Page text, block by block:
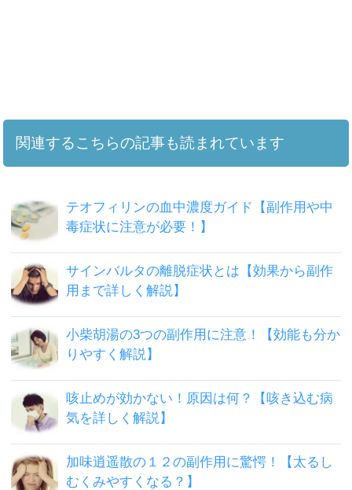
関連するこちらの記事も読まれています
テオフィリンの血中濃度ガイド【副作用や中
毒症状に注意が必要！】
サインバルタの離脱症状とは【効果から副作
用まで詳しく解説】
小柴胡湯の3つの副作用に注意！【効能も分か
りやすく解説】
咳止めが効かない！原因は何？【咳き込む病
気を詳しく解説】
加味逍遥散の１２の副作用に驚愕！【太るし
むくみやすくなる？】